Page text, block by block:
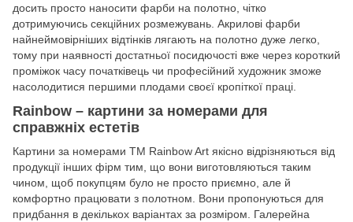
досить просто наносити фарби на полотно, чітко
дотримуючись секційних розмежувань. Акрилові фарби
найнеймовірніших відтінків лягають на полотно дуже легко,
тому при наявності достатньої посидючості вже через короткий
проміжок часу початківець чи професійний художник зможе
насолодитися першими плодами своєї кропіткої праці.
Rainbow – картини за номерами для
справжніх естетів
Картини за номерами ТМ Rainbow Art якісно відрізняються від
продукції інших фірм тим, що вони виготовляються таким
чином, щоб покупцям було не просто приємно, але й
комфортно працювати з полотном. Вони пропонуються для
придбання в декількох варіантах за розміром. Галерейна